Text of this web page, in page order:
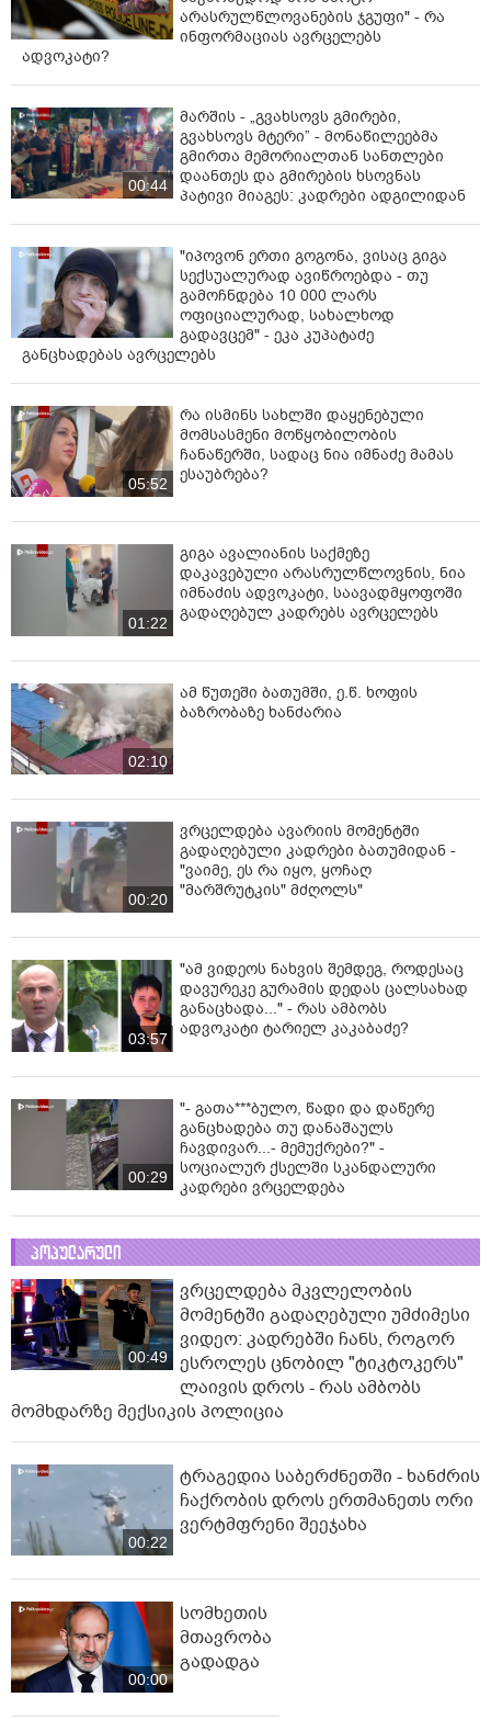
არასრულწლოვანების ჯგუფი" - რა
ინფორმაციას ავრცელებს
ადვოკატი?
00:44
მარშის - „გვახსოვს გმირები,
გვახსოვს მტერი” - მონაწილეებმა
გმირთა მემორიალთან სანთლები
დაანთეს და გმირების ხსოვნას
პატივი მიაგეს: კადრები ადგილიდან
"იპოვონ ერთი გოგონა, ვისაც გიგა
სექსუალურად ავიწროებდა - თუ
გამოჩნდება 10 000 ლარს
ოფიციალურად, სახალხოდ
გადავცემ" - ეკა კუპატაძე
განცხადებას ავრცელებს
05:52
რა ისმინს სახლში დაყენებული
მომსასმენი მოწყობილობის
ჩანაწერში, სადაც ნია იმნაძე მამას
ესაუბრება?
01:22
გიგა ავალიანის საქმეზე
დაკავებული არასრულწლოვნის, ნია
იმნაძის ადვოკატი, საავადმყოფოში
გადაღებულ კადრებს ავრცელებს
02:10
ამ წუთეში ბათუმში, ე.წ. ხოფის
ბაზრობაზე ხანძარია
00:20
ვრცელდება ავარიის მომენტში
გადაღებული კადრები ბათუმიდან -
"ვაიმე, ეს რა იყო, ყოჩაღ
"მარშრუტკის" მძღოლს"
03:57
"ამ ვიდეოს ნახვის შემდეგ, როდესაც
დავურეკე გურამის დედას ცალსახად
განაცხადა..." - რას ამბობს
ადვოკატი ტარიელ კაკაბაძე?
00:29
"- გათა***ბულო, წადი და დაწერე
განცხადება თუ დანაშაულს
ჩავდივარ...- მემუქრები?" -
სოციალურ ქსელში სკანდალური
კადრები ვრცელდება
პოპულარული
00:49
ვრცელდება მკვლელობის
მომენტში გადაღებული უმძიმესი
ვიდეო: კადრებში ჩანს, როგორ
ესროლეს ცნობილ "ტიკტოკერს"
ლაივის დროს - რას ამბობს
მომხდარზე მექსიკის პოლიცია
00:22
ტრაგედია საბერძნეთში - ხანძრის
ჩაქრობის დროს ერთმანეთს ორი
ვერტმფრენი შეეჯახა
00:00
სომხეთის
მთავრობა
გადადგა